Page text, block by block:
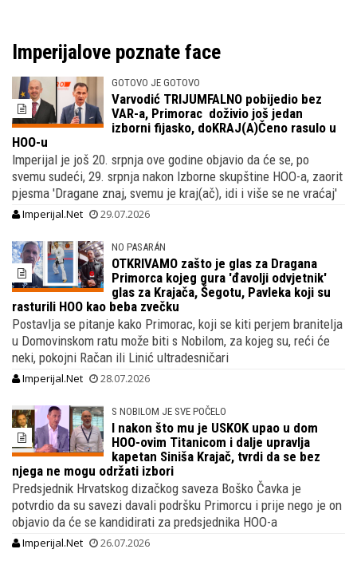
Imperijalove poznate face
GOTOVO JE GOTOVO
Varvodić TRIJUMFALNO pobijedio bez
VAR-a, Primorac doživio još jedan
izborni fijasko, doKRAJ(A)Čeno rasulo u
HOO-u
Imperijal je još 20. srpnja ove godine objavio da će se, po
svemu sudeći, 29. srpnja nakon Izborne skupštine HOO-a, zaorit
pjesma 'Dragane znaj, svemu je kraj(ač), idi i više se ne vraćaj'
Imperijal.Net 29.07.2026
NO PASARÁN
OTKRIVAMO zašto je glas za Dragana
Primorca kojeg gura 'đavolji odvjetnik'
glas za Krajača, Šegotu, Pavleka koji su
rasturili HOO kao beba zvečku
Postavlja se pitanje kako Primorac, koji se kiti perjem branitelja
u Domovinskom ratu može biti s Nobilom, za kojeg su, reći će
neki, pokojni Račan ili Linić ultradesničari
Imperijal.Net 28.07.2026
S NOBILOM JE SVE POČELO
I nakon što mu je USKOK upao u dom
HOO-ovim Titanicom i dalje upravlja
kapetan Siniša Krajač, tvrdi da se bez
njega ne mogu održati izbori
Predsjednik Hrvatskog dizačkog saveza Boško Čavka je
potvrdio da su savezi davali podršku Primorcu i prije nego je on
objavio da će se kandidirati za predsjednika HOO-a
Imperijal.Net 26.07.2026